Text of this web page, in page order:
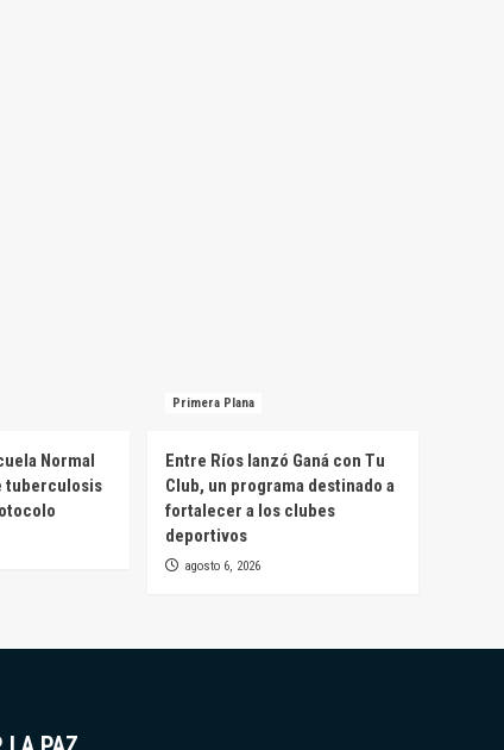
Normal
tuberculosis
Primera Plana
Entre Ríos lanzó Ganá con Tu
Club, un programa destinado a
fortalecer a los clubes
deportivos
agosto 6, 2026